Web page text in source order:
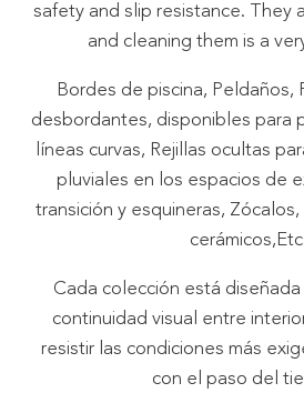
safety and slip resistance. They
and cleaning them is a
Bordes de piscina, Peldaños,
desbordantes, disponibles para
líneas curvas, Rejillas ocultas
pluviales en los espacios de
transición y esquineras,
Cada colección está
continuidad visual entre
resistir las condiciones más
con el paso del